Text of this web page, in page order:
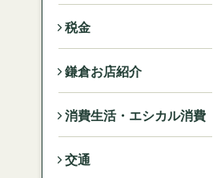
税金
鎌倉お店紹介
消費生活・エシカル消費
交通